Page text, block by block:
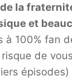
la
et
à 100% fan
de